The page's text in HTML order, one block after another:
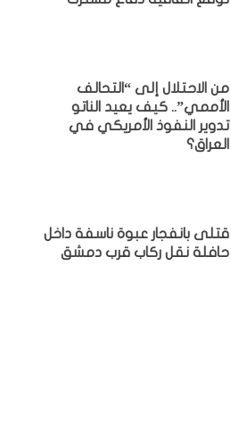
من الاحتلال إلى “التحالف
الأممي”.. كيف يعيد الناتو
تدوير النفوذ الأمريكي في
العراق؟
قتلى بانفجار عبوة ناسفة داخل
حافلة نقل ركاب قرب دمشق